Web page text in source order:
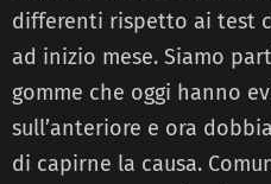
differenti rispetto ai test
ad inizio mese. Siamo
gomme che oggi hanno
sull’anteriore e ora
di capirne la causa.